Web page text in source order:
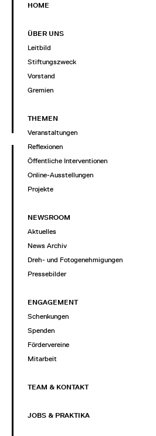
HOME
ÜBER UNS
Leitbild
Stiftungszweck
Vorstand
Gremien
THEMEN
Veranstaltungen
Reflexionen
Öffentliche Interventionen
Online-Ausstellungen
Projekte
NEWSROOM
Aktuelles
News Archiv
Dreh- und Fotogenehmigungen
Pressebilder
ENGAGEMENT
Schenkungen
Spenden
Fördervereine
Mitarbeit
TEAM & KONTAKT
JOBS & PRAKTIKA